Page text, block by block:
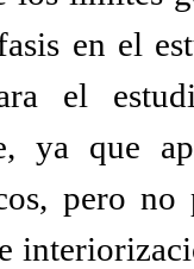
en el
el
ya que
pero no